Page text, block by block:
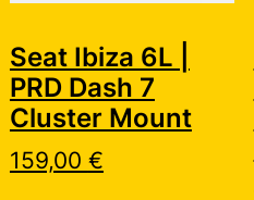
Seat Ibiza 6L |
PRD Dash 7
Cluster Mount
159,00 €